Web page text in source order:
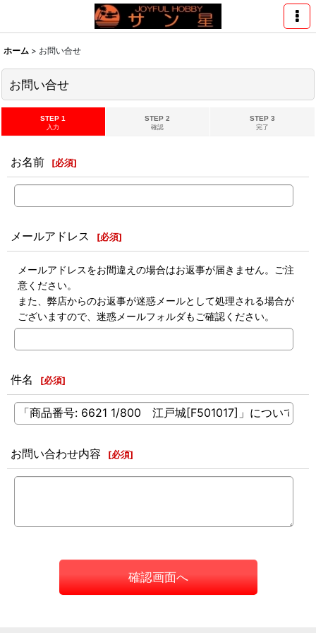
ホーム > お問い合せ
お問い合せ
STEP 1
入力
STEP 2
確認
STEP 3
完了
お名前 [必須]
メールアドレス [必須]
メールアドレスをお間違えの場合はお返事が届きません。ご注
意ください。
また、弊店からのお返事が迷惑メールとして処理される場合が
ございますので、迷惑メールフォルダもご確認ください。
件名 [必須]
お問い合わせ内容 [必須]
確認画面へ